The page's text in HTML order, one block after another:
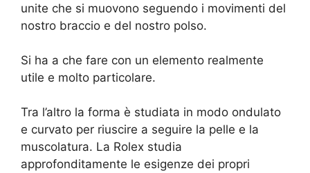
unite che si muovono seguendo i movimenti del
nostro braccio e del nostro polso.
Si ha a che fare con un elemento realmente
utile e molto particolare.
Tra l’altro la forma è studiata in modo ondulato
e curvato per riuscire a seguire la pelle e la
muscolatura. La Rolex studia
approfonditamente le esigenze dei propri